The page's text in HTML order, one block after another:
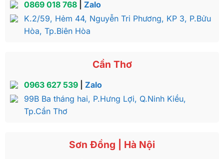
0869 018 768| Zalo
K.2/59, Hẻm 44, Nguyễn Tri Phương, KP 3, P.Bửu
Hòa, Tp.Biên Hòa
Cần Thơ
0963 627 539| Zalo
99B Ba tháng hai, P.Hưng Lợi, Q.Ninh Kiều,
Tp.Cần Thơ
Sơn Đồng | Hà Nội